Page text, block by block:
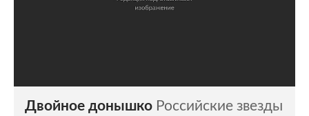
Двойное донышко Российские звезды